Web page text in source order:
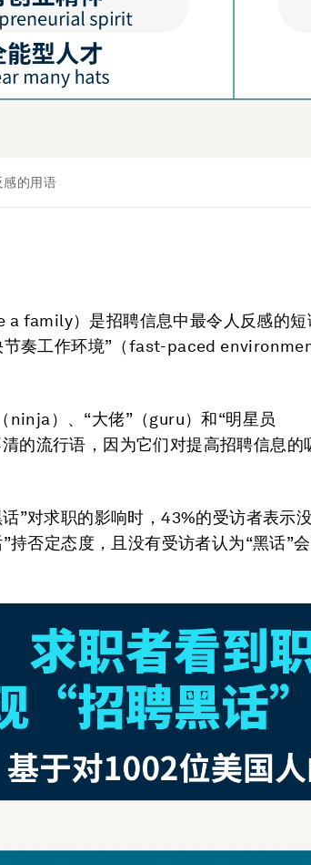
感的用语
a family）是招聘信息中最令人反感的短
节奏工作环境”（fast-paced
ninja）、“大佬”（guru）和“明星员
的流行语，因为它们对提高招聘信息的
”对求职的影响时，43%的受访者表示
持否定态度，且没有受访者认为“黑话”